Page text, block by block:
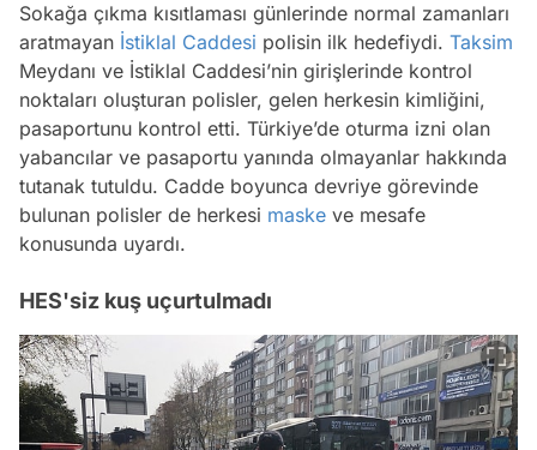
Sokağa çıkma kısıtlaması günlerinde normal zamanları
aratmayan İstiklal Caddesi polisin ilk hedefiydi. Taksim
Meydanı ve İstiklal Caddesi’nin girişlerinde kontrol
noktaları oluşturan polisler, gelen herkesin kimliğini,
pasaportunu kontrol etti. Türkiye’de oturma izni olan
yabancılar ve pasaportu yanında olmayanlar hakkında
tutanak tutuldu. Cadde boyunca devriye görevinde
bulunan polisler de herkesi maske ve mesafe
konusunda uyardı.
HES'siz kuş uçurtulmadı